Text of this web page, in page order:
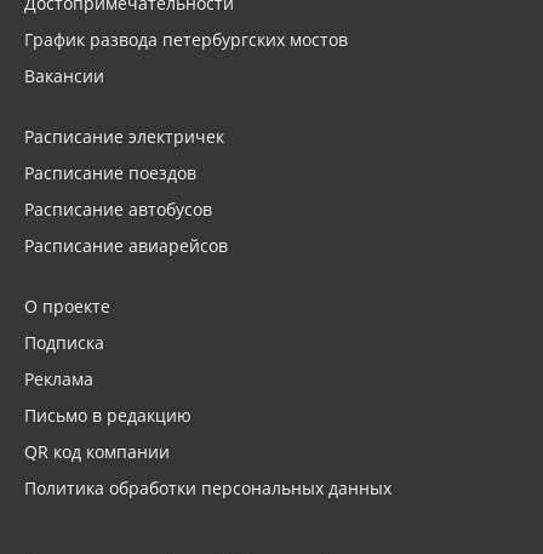
График развода петербургских мостов
Вакансии
Расписание электричек
Расписание поездов
Расписание автобусов
Расписание авиарейсов
О проекте
Подписка
Реклама
Письмо в редакцию
QR код компании
Политика обработки персональных данных